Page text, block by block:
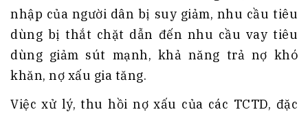
nhập của người dân bị suy giảm, nhu cầu tiêu
dùng bị thắt chặt dẫn đến nhu cầu vay tiêu
dùng giảm sút mạnh, khả năng trả nợ khó
khăn, nợ xấu gia tăng.
Việc xử lý, thu hồi nợ xấu của các TCTD, đặc